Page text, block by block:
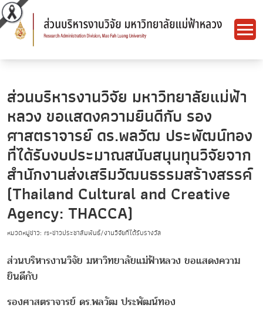
ส่วนบริหารงานวิจัย มหาวิทยาลัยแม่ฟ้า
หลวง ขอแสดงความยินดีกับ รอง
ศาสตราจารย์ ดร.พลวัฒ ประพัฒน์ทอง
ที่ได้รับงบประมาณสนับสนุนทุนวิจัยจาก
สำนักงานส่งเสริมวัฒนธรรมสร้างสรรค์
(Thailand Cultural and Creative
Agency: THACCA)
หมวดหมู่ข่าว: rs-ข่าวประชาสัมพันธ์/งานวิจัยที่ได้รับรางวัล
ส่วนบริหารงานวิจัย มหาวิทยาลัยแม่ฟ้าหลวง ขอแสดงความ
ยินดีกับ
รองศาสตราจารย์ ดร.พลวัฒ ประพัฒน์ทอง